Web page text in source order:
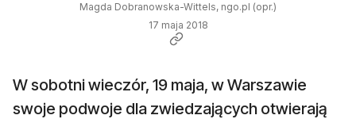
Magda Dobranowska-Wittels, ngo.pl (opr.)
17 maja 2018
W sobotni wieczór, 19 maja, w Warszawie
swoje podwoje dla zwiedzających otwierają